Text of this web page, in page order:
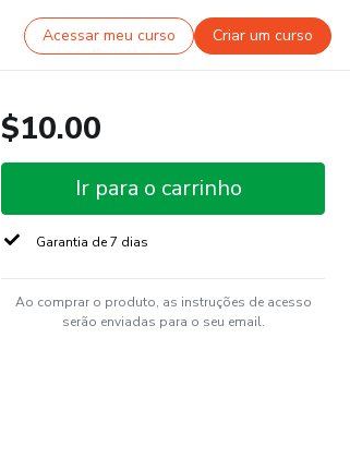
Acessar meu curso Criar um curso
$10.00
Ir para o carrinho
Garantia de 7 dias
Ao comprar o produto, as instruções de acesso
serão enviadas para o seu email.